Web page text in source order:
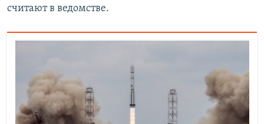
считают в ведомстве.